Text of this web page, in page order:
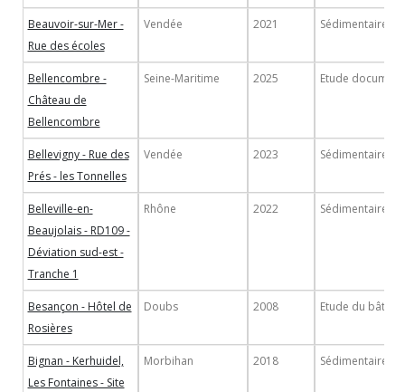
Beauvoir-sur-Mer -
Rue des écoles
Vendée 2021 Sédimentaire
Bellencombre -
Château de
Bellencombre
Seine-Maritime 2025 Etude
Bellevigny - Rue des
Prés - les Tonnelles
Vendée 2023 Sédimentaire
Belleville-en-
Beaujolais - RD109 -
Déviation sud-est -
Tranche 1
Rhône 2022 Sédimentaire
Besançon - Hôtel de
Rosières
Doubs 2008 Etude du bâti
Bignan - Kerhuidel,
Les Fontaines - Site
Morbihan 2018 Sédimentaire